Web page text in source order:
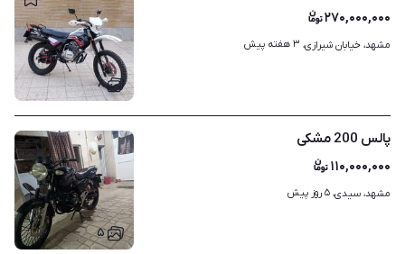
۸
۲۷۰,۰۰۰,۰۰۰
مشهد، خیابان شیرازی، ۳ هفته پیش
۵
پالس 200 مشکی
۱۱۰,۰۰۰,۰۰۰
مشهد، سیدی، ۵ روز پیش